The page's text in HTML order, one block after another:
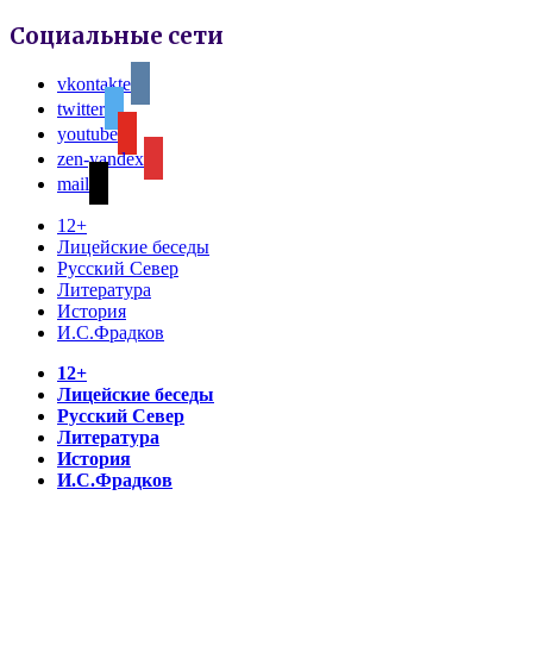
Социальные сети
vkontakte
twitter
youtube
zen-yandex
mail
12+
Лицейские беседы
Русский Север
Литература
История
И.С.Фрадков
12+
Лицейские беседы
Русский Север
Литература
История
И.С.Фрадков